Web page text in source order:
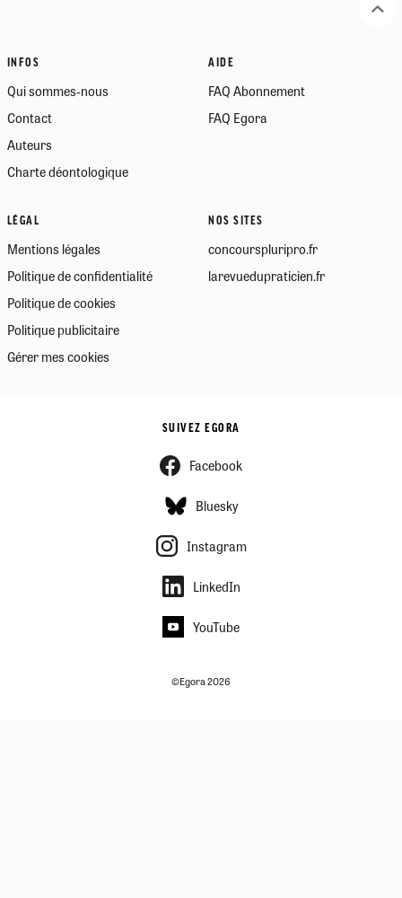
INFOS
Qui sommes-nous
Contact
Auteurs
Charte déontologique
AIDE
FAQ Abonnement
FAQ Egora
LÉGAL
Mentions légales
Politique de confidentialité
Politique de cookies
Politique publicitaire
Gérer mes cookies
NOS SITES
concourspluripro.fr
larevuedupraticien.fr
SUIVEZ EGORA
Facebook
Bluesky
Instagram
LinkedIn
YouTube
©Egora 2026